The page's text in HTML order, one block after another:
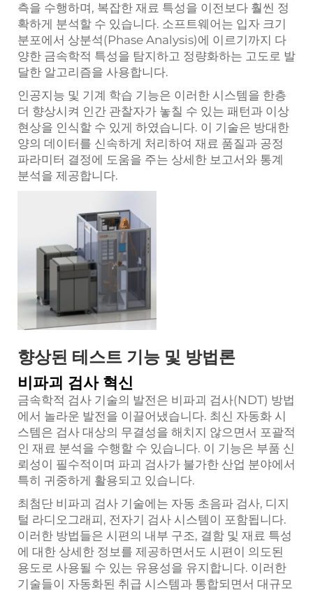
측을 수행하며, 복잡한 재료 특성을 이전보다 훨씬 정
확하게 분석할 수 있습니다. 소프트웨어는 입자 크기
분포에서 상분석(Phase Analysis)에 이르기까지 다
양한 금속학적 특성을 탐지하고 정량화하는 고도로 발
달한 알고리즘을 사용합니다.
인공지능 및 기계 학습 기능은 이러한 시스템을 한층
더 향상시켜 인간 관찰자가 놓칠 수 있는 패턴과 이상
현상을 인식할 수 있게 하였습니다. 이 기술은 방대한
양의 데이터를 신속하게 처리하여 재료 품질과 공정
파라미터 결정에 도움을 주는 상세한 보고서와 통계
분석을 제공합니다.
향상된 테스트 기능 및 방법론
비파괴 검사 혁신
금속학적 검사 기술의 발전은 비파괴 검사(NDT) 방법
에서 놀라운 발전을 이끌어냈습니다. 최신 자동화 시
스템은 검사 대상의 무결성을 해치지 않으면서 포괄적
인 재료 분석을 수행할 수 있습니다. 이 기능은 부품 신
뢰성이 필수적이며 파괴 검사가 불가한 산업 분야에서
특히 귀중하게 활용되고 있습니다.
최첨단 비파괴 검사 기술에는 자동 초음파 검사, 디지
털 라디오그래피, 전자기 검사 시스템이 포함됩니다.
이러한 방법들은 시편의 내부 구조, 결함 및 재료 특성
에 대한 상세한 정보를 제공하면서도 시편이 의도된
용도로 사용될 수 있는 유용성을 유지합니다. 이러한
기술들이 자동화된 취급 시스템과 통합되면서 대규모